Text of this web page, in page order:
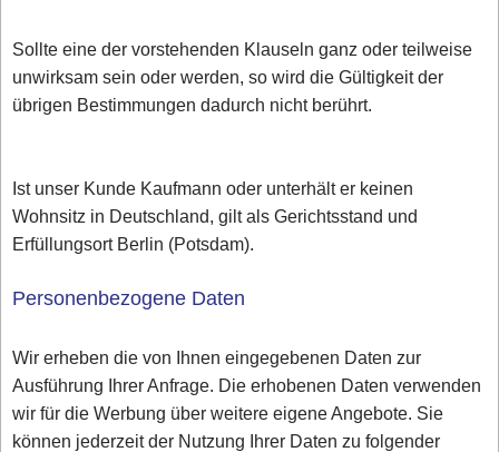
Sollte eine der vorstehenden Klauseln ganz oder teilweise
unwirksam sein oder werden, so wird die Gültigkeit der
übrigen Bestimmungen dadurch nicht berührt.
Ist unser Kunde Kaufmann oder unterhält er keinen
Wohnsitz in Deutschland, gilt als Gerichtsstand und
Erfüllungsort Berlin (Potsdam).
Personenbezogene Daten
Wir erheben die von Ihnen eingegebenen Daten zur
Ausführung Ihrer Anfrage. Die erhobenen Daten verwenden
wir für die Werbung über weitere eigene Angebote. Sie
können jederzeit der Nutzung Ihrer Daten zu folgender